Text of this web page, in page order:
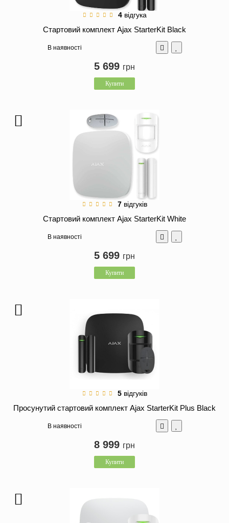
4 відгука
Стартовий комплект Ajax StarterKit Black
В наявності
5 699 грн
Купити
7 відгуків
Стартовий комплект Ajax StarterKit White
В наявності
5 699 грн
Купити
5 відгуків
Просунутий стартовий комплект Ajax StarterKit Plus Black
В наявності
8 999 грн
Купити